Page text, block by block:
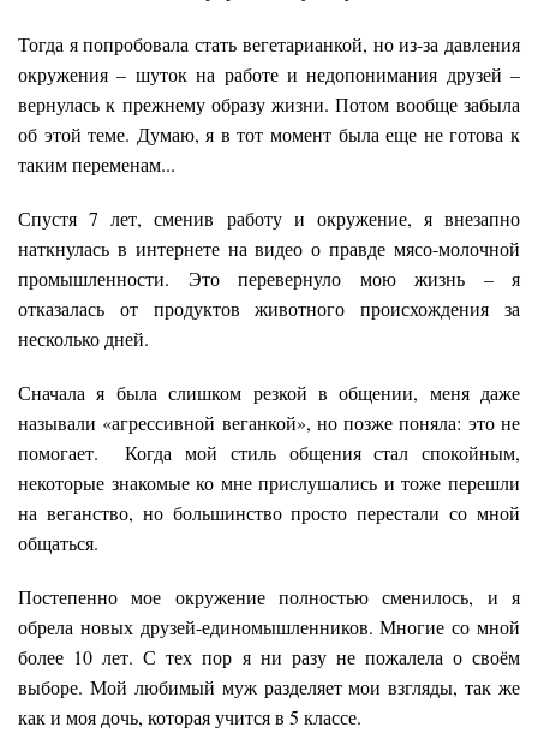
Тогда я попробовала стать вегетарианкой, но из-за давления
окружения – шуток на работе и недопонимания друзей –
вернулась к прежнему образу жизни. Потом вообще забыла
об этой теме. Думаю, я в тот момент была еще не готова к
таким переменам...
Спустя 7 лет, сменив работу и окружение, я внезапно
наткнулась в интернете на видео о правде мясо-молочной
промышленности. Это перевернуло мою жизнь – я
отказалась от продуктов животного происхождения за
несколько дней.
Сначала я была слишком резкой в общении, меня даже
называли «агрессивной веганкой», но позже поняла: это не
помогает. Когда мой стиль общения стал спокойным,
некоторые знакомые ко мне прислушались и тоже перешли
на веганство, но большинство просто перестали со мной
общаться.
Постепенно мое окружение полностью сменилось, и я
обрела новых друзей-единомышленников. Многие со мной
более 10 лет. С тех пор я ни разу не пожалела о своём
выборе. Мой любимый муж разделяет мои взгляды, так же
как и моя дочь, которая учится в 5 классе.